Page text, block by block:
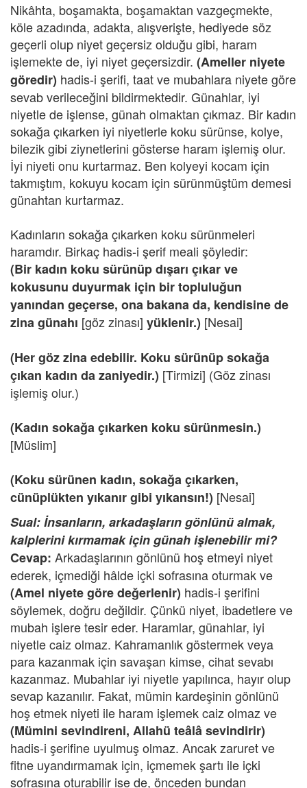
Nikâhta, boşamakta, boşamaktan vazgeçmekte,
köle azadında, adakta, alışverişte, hediyede söz
geçerli olup niyet geçersiz olduğu gibi, haram
işlemekte de, iyi niyet geçersizdir. (Ameller niyete
göredir) hadis-i şerifi, taat ve mubahlara niyete göre
sevab verileceğini bildirmektedir. Günahlar, iyi
niyetle de işlense, günah olmaktan çıkmaz. Bir kadın
sokağa çıkarken iyi niyetlerle koku sürünse, kolye,
bilezik gibi ziynetlerini gösterse haram işlemiş olur.
İyi niyeti onu kurtarmaz. Ben kolyeyi kocam için
takmıştım, kokuyu kocam için sürünmüştüm demesi
günahtan kurtarmaz.
Kadınların sokağa çıkarken koku sürünmeleri
haramdır. Birkaç hadis-i şerif meali şöyledir:
(Bir kadın koku sürünüp dışarı çıkar ve
kokusunu duyurmak için bir topluluğun
yanından geçerse, ona bakana da, kendisine de
zina günahı [göz zinası] yüklenir.) [Nesai]
(Her göz zina edebilir. Koku sürünüp sokağa
çıkan kadın da zaniyedir.) [Tirmizi] (Göz zinası
işlemiş olur.)
(Kadın sokağa çıkarken koku sürünmesin.)
[Müslim]
(Koku sürünen kadın, sokağa çıkarken,
cünüplükten yıkanır gibi yıkansın!) [Nesai]
Sual: İnsanların, arkadaşların gönlünü almak,
kalplerini kırmamak için günah işlenebilir mi?
Cevap: Arkadaşlarının gönlünü hoş etmeyi niyet
ederek, içmediği hâlde içki sofrasına oturmak ve
(Amel niyete göre değerlenir) hadis-i şerifini
söylemek, doğru değildir. Çünkü niyet, ibadetlere ve
mubah işlere tesir eder. Haramlar, günahlar, iyi
niyetle caiz olmaz. Kahramanlık göstermek veya
para kazanmak için savaşan kimse, cihat sevabı
kazanmaz. Mubahlar iyi niyetle yapılınca, hayır olup
sevap kazanılır. Fakat, mümin kardeşinin gönlünü
hoş etmek niyeti ile haram işlemek caiz olmaz ve
(Mümini sevindireni, Allahü teâlâ sevindirir)
hadis-i şerifine uyulmuş olmaz. Ancak zaruret ve
fitne uyandırmamak için, içmemek şartı ile içki
sofrasına oturabilir ise de, önceden bundan